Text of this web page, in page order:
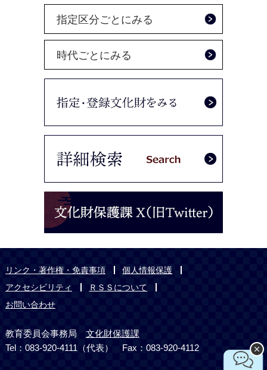
指定区分ごとにみる
時代ごとにみる
リンク・著作権・免責事項
個人情報保護
アクセシビリティ
ＲＳＳについて
お問い合わせ
教育委員会事務局 文化財保護課
Tel：083-920-4111（代表） Fax：083-920-4112